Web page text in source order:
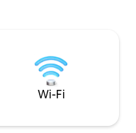
casal de 160 cm.
módulo da cozinha/
tem Wi-Fi.
Wi-Fi